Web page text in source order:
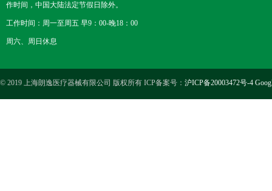
作时间，中国大陆法定节假日除外。
工作时间：周一至周五 早9：00-晚18：00
周六、周日休息
© 2019 上海朗逸医疗器械有限公司 版权所有 ICP备案号： 沪ICP备20003472号-4